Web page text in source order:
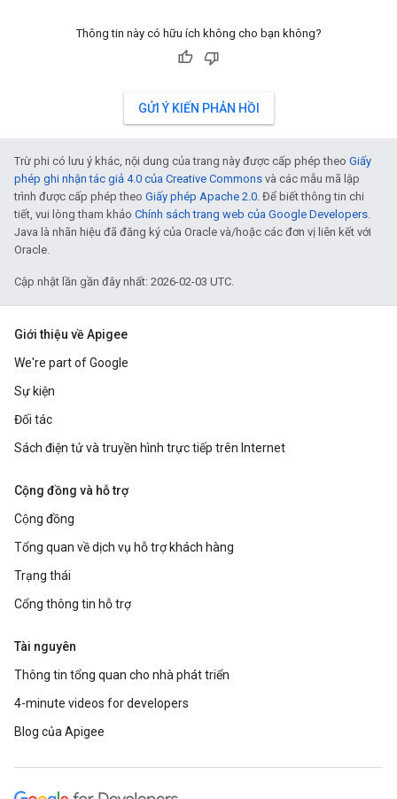
Thông tin này có hữu ích không cho bạn không?
GỬI Ý KIẾN PHẢN HỒI
Trừ phi có lưu ý khác, nội dung của trang này được cấp phép theo Giấy
phép ghi nhận tác giả 4.0 của Creative Commons và các mẫu mã lập
trình được cấp phép theo Giấy phép Apache 2.0. Để biết thông tin chi
tiết, vui lòng tham khảo Chính sách trang web của Google Developers.
Java là nhãn hiệu đã đăng ký của Oracle và/hoặc các đơn vị liên kết với
Oracle.
Cập nhật lần gần đây nhất: 2026-02-03 UTC.
Giới thiệu về Apigee
We're part of Google
Sự kiện
Đối tác
Sách điện tử và truyền hình trực tiếp trên Internet
Cộng đồng và hỗ trợ
Cộng đồng
Tổng quan về dịch vụ hỗ trợ khách hàng
Trạng thái
Cổng thông tin hỗ trợ
Tài nguyên
Thông tin tổng quan cho nhà phát triển
4-minute videos for developers
Blog của Apigee